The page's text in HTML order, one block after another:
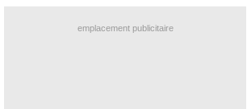
emplacement publicitaire